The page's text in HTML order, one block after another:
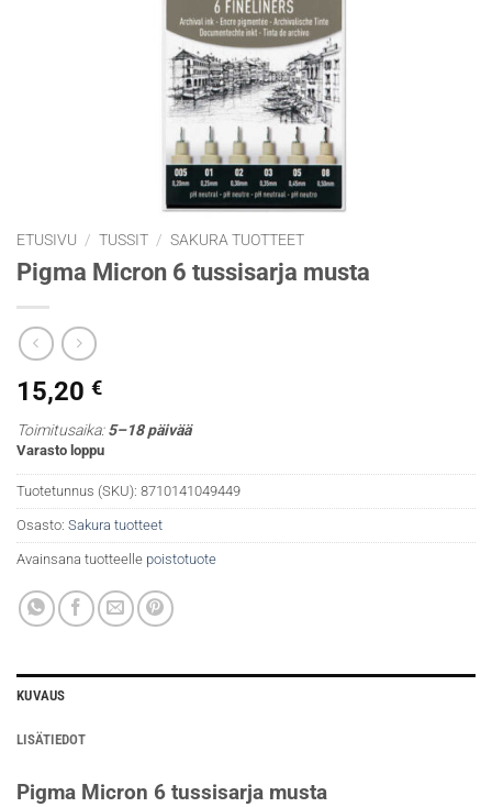
ETUSIVU / TUSSIT / SAKURA TUOTTEET
Pigma Micron 6 tussisarja musta
15,20 €
Toimitusaika:5–18 päivää
Varasto loppu
Tuotetunnus (SKU): 8710141049449
Osasto: Sakura tuotteet
Avainsana tuotteelle poistotuote
KUVAUS
LISÄTIEDOT
Pigma Micron 6 tussisarja musta